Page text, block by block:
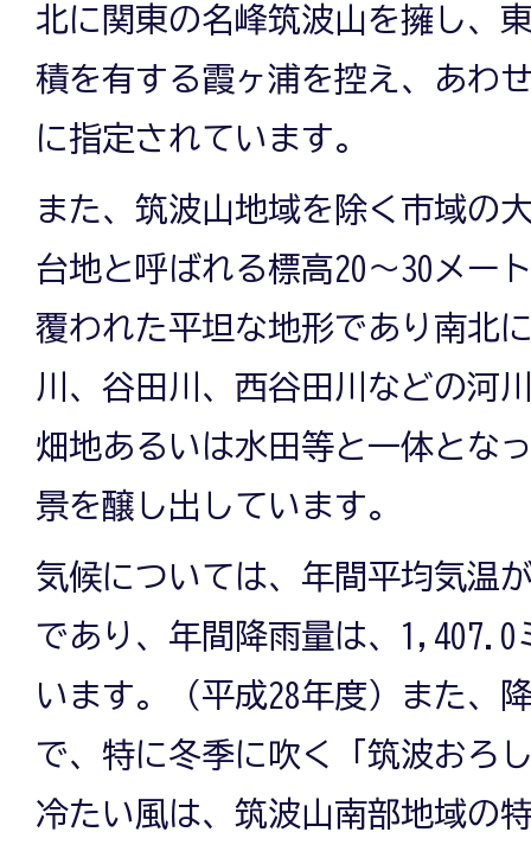
北に関東の名峰筑波山を擁し、
積を有する霞ヶ浦を控え、あわ
に指定されています。
また、筑波山地域を除く市域の
台地と呼ばれる標高20～30メー
覆われた平坦な地形であり南北
川、谷田川、西谷田川などの河
畑地あるいは水田等と一体とな
景を醸し出しています。
気候については、年間平均気温
であり、年間降雨量は、1,407.0
います。（平成28年度）また、
で、特に冬季に吹く「筑波おろ
冷たい風は、筑波山南部地域の